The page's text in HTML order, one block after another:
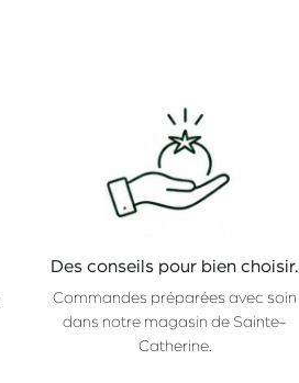
Des conseils pour bien choisir.
Commandes préparées avec soin
dans notre magasin de Sainte-
Catherine.